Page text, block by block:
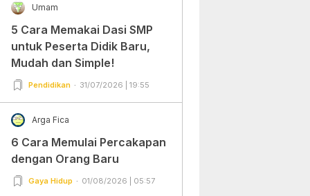
Umam
5 Cara Memakai Dasi SMP
untuk Peserta Didik Baru,
Mudah dan Simple!
Pendidikan 31/07/2026 | 19:55
Arga Fica
6 Cara Memulai Percakapan
dengan Orang Baru
Gaya Hidup 01/08/2026 | 05:57